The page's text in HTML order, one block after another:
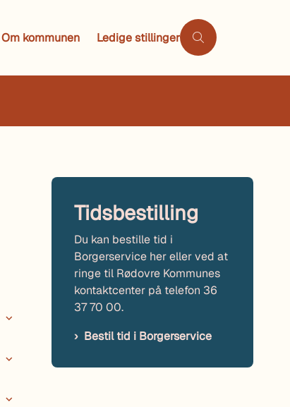
Om kommunen Ledige stillinger
Tidsbestilling
Du kan bestille tid i
Borgerservice her eller ved at
ringe til Rødovre Kommunes
kontaktcenter på telefon 36
37 70 00.
Bestil tid i Borgerservice